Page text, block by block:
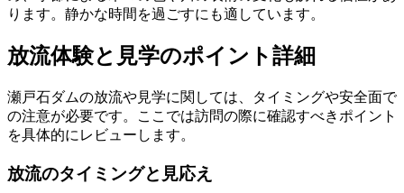
ります。静かな時間を過ごすにも適しています。
放流体験と見学のポイント詳細
瀬戸石ダムの放流や見学に関しては、タイミングや安全面で
の注意が必要です。ここでは訪問の際に確認すべきポイント
を具体的にレビューします。
放流のタイミングと見応え